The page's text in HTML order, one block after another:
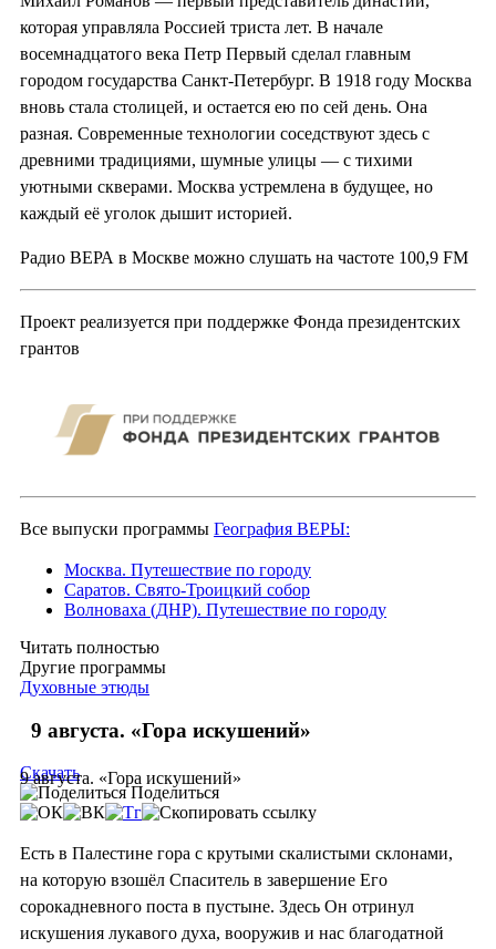
которая управляла Россией триста лет. В начале
восемнадцатого века Петр Первый сделал главным
городом государства Санкт-Петербург. В 1918 году Москва
вновь стала столицей, и остается ею по сей день. Она
разная. Современные технологии соседствуют здесь с
древними традициями, шумные улицы — с тихими
уютными скверами. Москва устремлена в будущее, но
каждый её уголок дышит историей.
Радио ВЕРА в Москве можно слушать на частоте 100,9 FM
Проект реализуется при поддержке Фонда президентских
грантов
Все выпуски программы География ВЕРЫ:
Москва. Путешествие по городу
Саратов. Свято-Троицкий собор
Волноваха (ДНР). Путешествие по городу
Читать полностью
Другие программы
Духовные этюды
9 августа. «Гора искушений»
9 августа. «Гора искушений»
Скачать
Поделиться
Есть в Палестине гора с крутыми скалистыми склонами,
на которую взошёл Спаситель в завершение Его
сорокадневного поста в пустыне. Здесь Он отринул
искушения лукавого духа, вооружив и нас благодатной